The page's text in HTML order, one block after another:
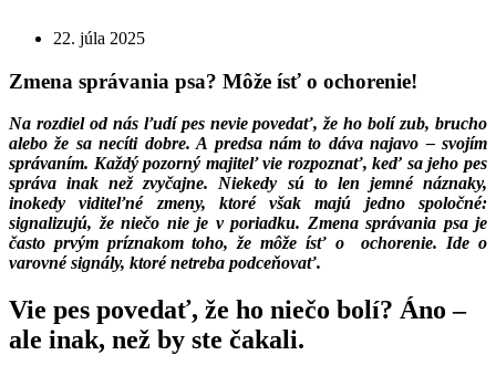
22. júla 2025
Zmena správania psa? Môže ísť o ochorenie!
Na rozdiel od nás ľudí pes nevie povedať, že ho bolí zub, brucho
alebo že sa necíti dobre. A predsa nám to dáva najavo – svojím
správaním. Každý pozorný majiteľ vie rozpoznať, keď sa jeho pes
správa inak než zvyčajne. Niekedy sú to len jemné náznaky,
inokedy viditeľné zmeny, ktoré však majú jedno spoločné:
signalizujú, že niečo nie je v poriadku. Zmena správania psa je
často prvým príznakom toho, že môže ísť o ochorenie. Ide o
varovné signály, ktoré netreba podceňovať.
Vie pes povedať, že ho niečo bolí? Áno –
ale inak, než by ste čakali.